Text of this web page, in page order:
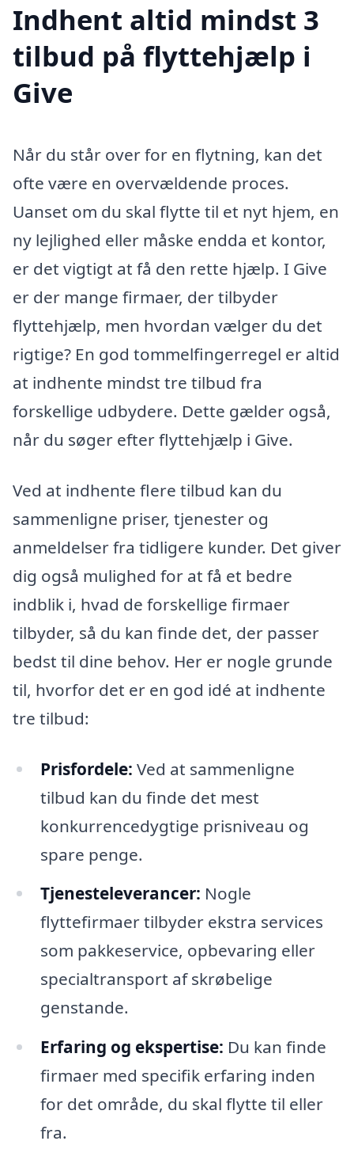
Indhent altid mindst 3
tilbud på flyttehjælp i
Give
Når du står over for en flytning, kan det
ofte være en overvældende proces.
Uanset om du skal flytte til et nyt hjem, en
ny lejlighed eller måske endda et kontor,
er det vigtigt at få den rette hjælp. I Give
er der mange firmaer, der tilbyder
flyttehjælp, men hvordan vælger du det
rigtige? En god tommelfingerregel er altid
at indhente mindst tre tilbud fra
forskellige udbydere. Dette gælder også,
når du søger efter flyttehjælp i Give.
Ved at indhente flere tilbud kan du
sammenligne priser, tjenester og
anmeldelser fra tidligere kunder. Det giver
dig også mulighed for at få et bedre
indblik i, hvad de forskellige firmaer
tilbyder, så du kan finde det, der passer
bedst til dine behov. Her er nogle grunde
til, hvorfor det er en god idé at indhente
tre tilbud:
Prisfordele: Ved at sammenligne
tilbud kan du finde det mest
konkurrencedygtige prisniveau og
spare penge.
Tjenesteleverancer: Nogle
flyttefirmaer tilbyder ekstra services
som pakkeservice, opbevaring eller
specialtransport af skrøbelige
genstande.
Erfaring og ekspertise: Du kan finde
firmaer med specifik erfaring inden
for det område, du skal flytte til eller
fra.